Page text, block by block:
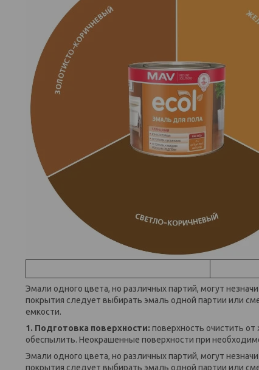
Эмали одного цвета, но различных партий, могут
покрытия следует выбирать эмаль одной партии или
емкости.
1. Подготовка поверхности: поверхность очистить от
обеспылить. Неокрашенные поверхности при
Эмали одного цвета, но различных партий, могут
покрытия следует выбирать эмаль одной партии или